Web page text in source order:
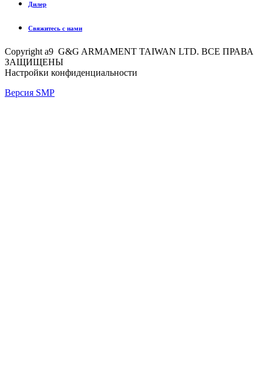
Дилер
Свяжитесь с нами
Copyright a9 G&G ARMAMENT TAIWAN LTD. ВСЕ ПРАВА
ЗАЩИЩЕНЫ
Настройки конфиденциальности
Версия SMP